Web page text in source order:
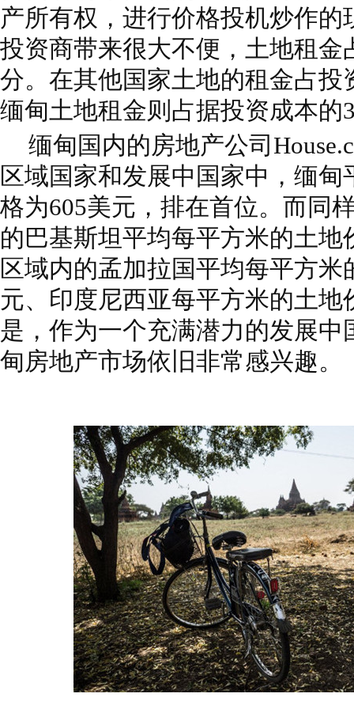
产所有权，进行价格投机炒作
投资商带来很大不便，土地租金
分。在其他国家土地的租金占投
缅甸土地租金则占据投资成本的
缅甸国内的房地产公司
区域国家和发展中国家中，缅
格为605美元，排在首位。而同
的巴基斯坦平均每平方米的土地
区域内的孟加拉国平均每平方米
元、印度尼西亚每平方米的土地
是，作为一个充满潜力的发展
甸房地产市场依旧非常感兴趣。